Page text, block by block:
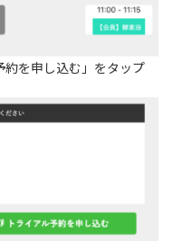
を申し込む」をタップ